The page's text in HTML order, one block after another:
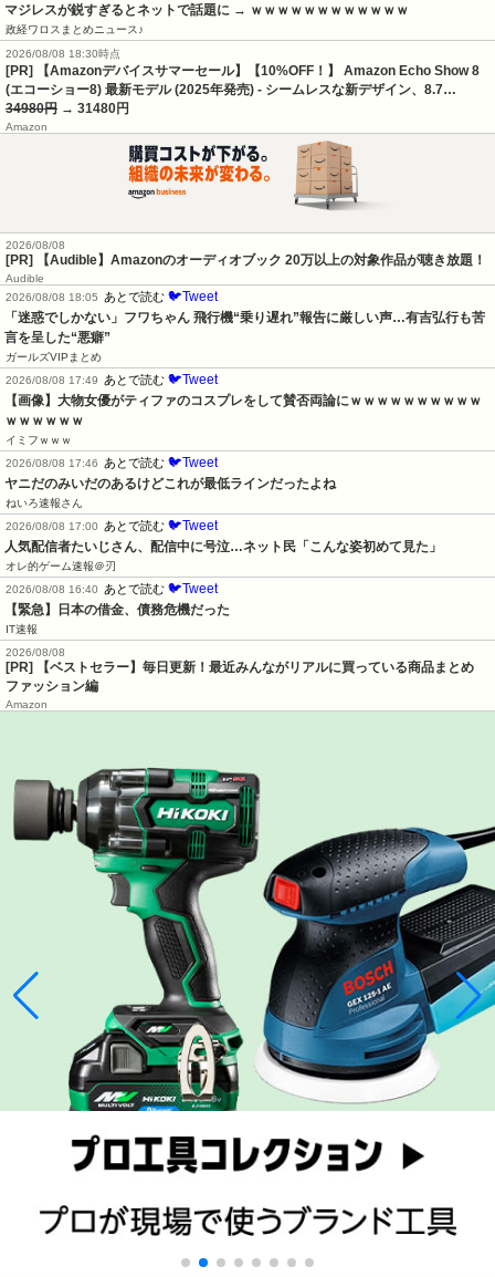
マジレスが鋭すぎるとネットで話題に → ｗｗｗｗｗｗｗｗｗｗｗｗ
政経ワロスまとめニュース♪
2026/08/08 18:30時点
[PR] 【Amazonデバイスサマーセール】【10%OFF！】 Amazon Echo Show 8
(エコーショー8) 最新モデル (2025年発売) - シームレスな新デザイン、8.7…
34980円 → 31480円
Amazon
2026/08/08
[PR] 【Audible】Amazonのオーディオブック 20万以上の対象作品が聴き放題！
Audible
2026/08/08 18:05
あとで読む 🐦Tweet
「迷惑でしかない」フワちゃん 飛行機“乗り遅れ”報告に厳しい声…有吉弘行も苦
言を呈した“悪癖”
ガールズVIPまとめ
2026/08/08 17:49
あとで読む 🐦Tweet
【画像】大物女優がティファのコスプレをして賛否両論にｗｗｗｗｗｗｗｗｗｗ
ｗｗｗｗｗｗ
イミフｗｗｗ
2026/08/08 17:46
あとで読む 🐦Tweet
ヤニだのみいだのあるけどこれが最低ラインだったよね
ねいろ速報さん
2026/08/08 17:00
あとで読む 🐦Tweet
人気配信者たいじさん、配信中に号泣…ネット民「こんな姿初めて見た」
オレ的ゲーム速報＠刃
2026/08/08 16:40
あとで読む 🐦Tweet
【緊急】日本の借金、債務危機だった
IT速報
2026/08/08
[PR] 【ベストセラー】毎日更新！最近みんながリアルに買っている商品まとめ
ファッション編
Amazon